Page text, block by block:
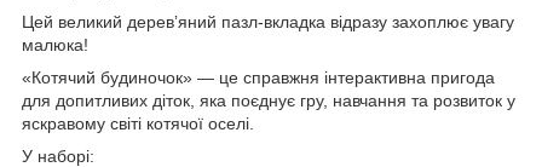
Цей великий деревʼяний пазл-вкладка відразу захоплює увагу
малюка!
«Котячий будиночок» — це справжня інтерактивна пригода
для допитливих діток, яка поєднує гру, навчання та розвиток у
яскравому світі котячої оселі.
У наборі: